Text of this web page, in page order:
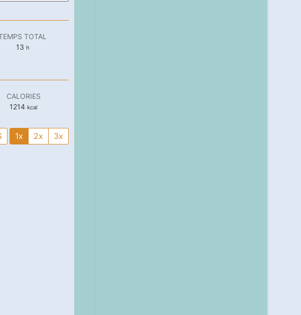
TOTAL
13heures
h
CALORIES
1214 kcal
1x 2x 3x